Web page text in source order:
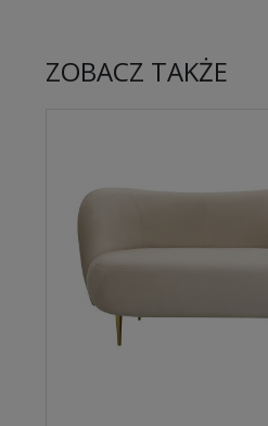
ZOBACZ TAKŻE